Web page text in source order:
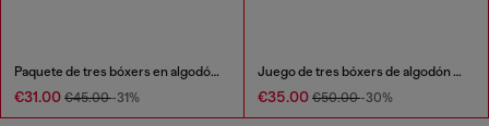
Paquete de tres bóxers en algodón elástico
€31.00 €45.00-31%
Juego de tres bóxers de algodón elástico
€35.00 €50.00-30%